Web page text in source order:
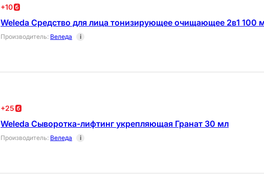
+10
Weleda Средство для лица тонизирующее очищающее 2в1 100
Производитель: Веледа i
+25
Weleda Сыворотка-лифтинг укрепляющая Гранат 30 мл
Производитель: Веледа i